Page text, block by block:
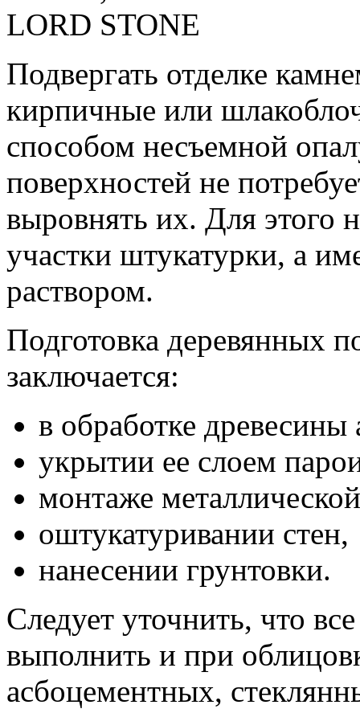
Подвергать отделке
кирпичные или
способом несъемной
поверхностей не
выровнять их. Для этого
участки штукатурки, а
раствором.
Подготовка деревянных
заключается:
в обработке
укрытии ее слоем
монтаже
оштукатуривании стен,
нанесении грунтовки.
Следует уточнить, что
выполнить и при
асбоцементных,